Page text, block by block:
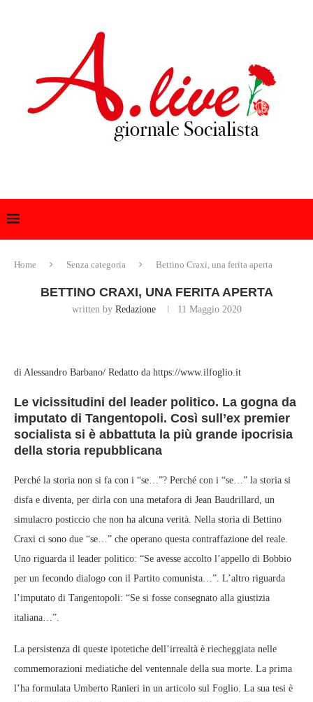
Home Senza categoria Bettino Craxi, una ferita aperta
BETTINO CRAXI, UNA FERITA APERTA
written by Redazione 11 Maggio 2020
di Alessandro Barbano/ Redatto da https://www.ilfoglio.it
Le vicissitudini del leader politico. La gogna da
imputato di Tangentopoli. Così sull’ex premier
socialista si è abbattuta la più grande ipocrisia
della storia repubblicana
Perché la storia non si fa con i “se…”? Perché con i “se…” la storia si
disfa e diventa, per dirla con una metafora di Jean Baudrillard, un
simulacro posticcio che non ha alcuna verità. Nella storia di Bettino
Craxi ci sono due “se…” che operano questa contraffazione del reale.
Uno riguarda il leader politico: “Se avesse accolto l’appello di Bobbio
per un fecondo dialogo con il Partito comunista…”. L’altro riguarda
l’imputato di Tangentopoli: “Se si fosse consegnato alla giustizia
italiana…”.
La persistenza di queste ipotetiche dell’irrealtà è riecheggiata nelle
commemorazioni mediatiche del ventennale della sua morte. La prima
l’ha formulata Umberto Ranieri in un articolo sul Foglio. La sua tesi è